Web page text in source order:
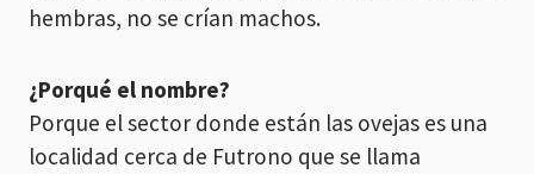
hembras, no se crían machos.
¿Porqué el nombre?
Porque el sector donde están las ovejas es una
localidad cerca de Futrono que se llama